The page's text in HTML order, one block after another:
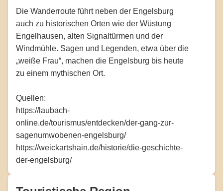
Die Wanderroute führt neben der Engelsburg
auch zu historischen Orten wie der Wüstung
Engelhausen, alten Signaltürmen und der
Windmühle. Sagen und Legenden, etwa über die
„weiße Frau“, machen die Engelsburg bis heute
zu einem mythischen Ort.
Quellen:
https://laubach-
online.de/tourismus/entdecken/der-gang-zur-
sagenumwobenen-engelsburg/
https://weickartshain.de/historie/die-geschichte-
der-engelsburg/